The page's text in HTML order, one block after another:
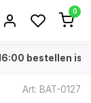
0
bestellen is
Art: BAT-0127